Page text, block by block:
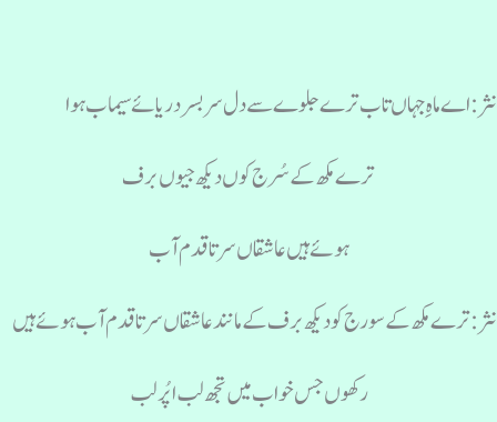
نثر: اے ماہِ جہاں تاب ترے جلوے سے دل سر بسر دریائے سیماب ہوا
ترے مکھ کے سُرج کوں دیکھ جیوں برف
ہوئے ہیں عاشقاں سر تا قدم آب
نثر: ترے مکھ کے سورج کو دیکھ برف کے مانند عاشقاں سرتا قدم آب ہوئے ہیں
رکھوں جس خواب میں تجھ لب اپُر لب